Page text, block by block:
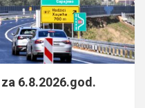
6.8.2026.god.